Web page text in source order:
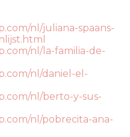
nl/juliana-spaans-
nl/la-familia-de-
nl/daniel-el-
nl/berto-y-sus-
nl/pobrecita-ana-